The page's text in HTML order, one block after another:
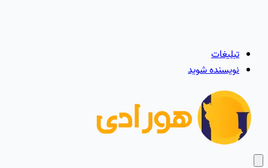
تبلیغات
نویسنده شوید